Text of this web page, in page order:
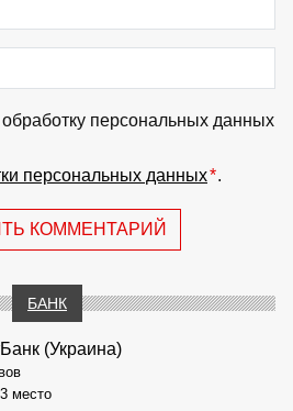
персональных данных
персональных данных*.
КОММЕНТАРИЙ
БАНК
(Украина)
3 место